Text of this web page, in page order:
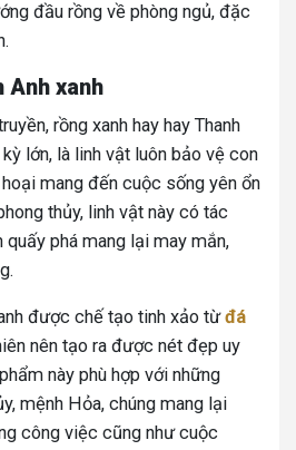
đầu rồng về phòng ngủ, đặc
Anh xanh
rồng xanh hay hay Thanh
lớn, là linh vật luôn bảo vệ con
mang đến cuộc sống yên ổn
thủy, linh vật này có tác
phá mang lại may mắn,
được chế tạo tinh xảo từđá
nên tạo ra được nét đẹp uy
này phù hợp với những
mệnh Hỏa, chúng mang lại
công việc cũng như cuộc